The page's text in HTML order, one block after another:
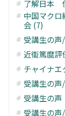
了解日本
中国マク
会 (7)
受講生の
近衞篤麿
チャイナ
受講生の
受講生の声
受講生の